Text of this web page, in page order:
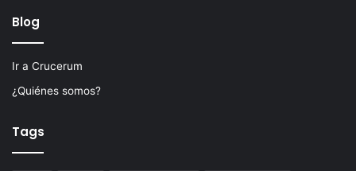
Blog
Ir a Crucerum
¿Quiénes somos?
Tags